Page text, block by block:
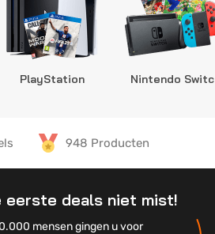
PlayStation Nintendo
948 Producten
eerste deals niet mist!
mensen gingen u voor